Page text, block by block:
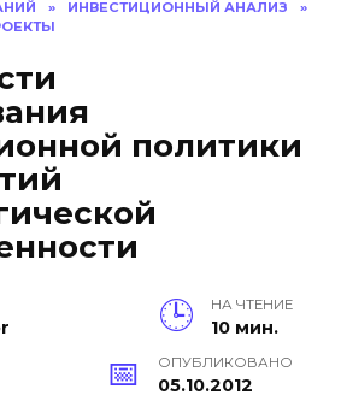
» ИНВЕСТИЦИОННЫЙ АНАЛИЗ
»
политики
НА ЧТЕНИЕ
10 мин.
ОПУБЛИКОВАНО
05.10.2012